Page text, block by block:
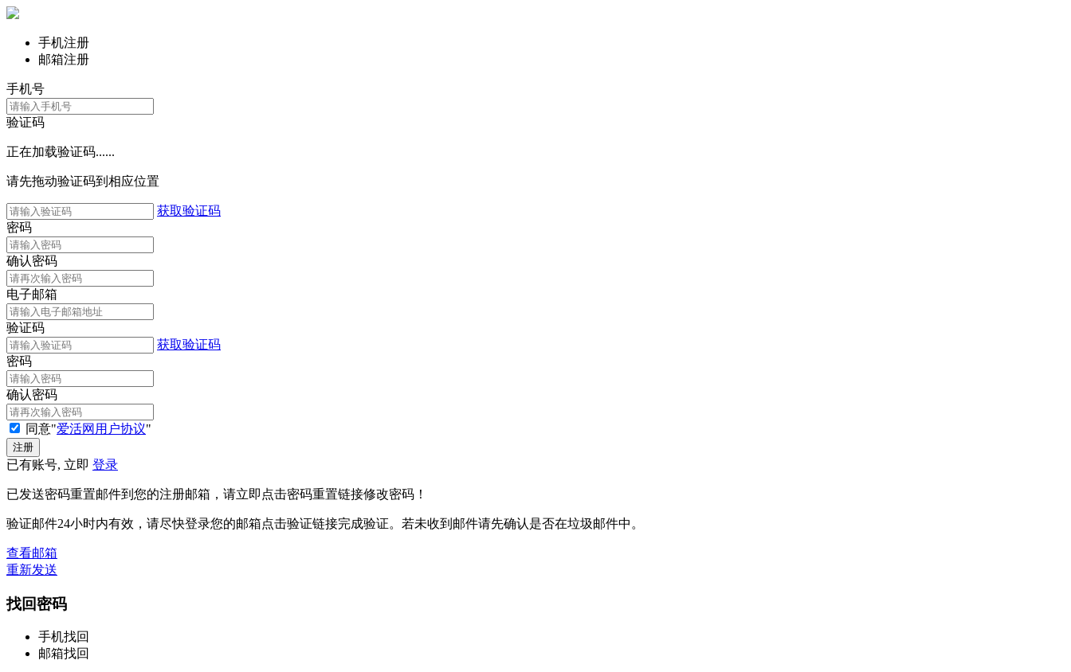
手机注册
邮箱注册
手机号
验证码
正在加载验证码......
请先拖动验证码到相应位置
获取验证码
密码
确认密码
电子邮箱
验证码
获取验证码
密码
确认密码
同意"爱活网用户协议"
已有账号, 立即 登录
已发送密码重置邮件到您的注册邮箱，请立即点击密码重置链接修改密码！
验证邮件24小时内有效，请尽快登录您的邮箱点击验证链接完成验证。若未收到邮件请先确认是否在垃圾邮件中。
查看邮箱
重新发送
找回密码
手机找回
邮箱找回